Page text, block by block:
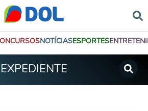
NOTÍCIASESPORTES
EXPEDIENTE